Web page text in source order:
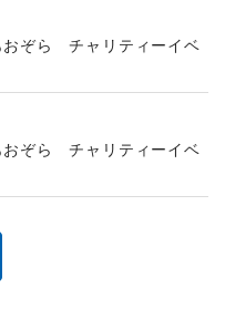
おぞら チャリティーイベ
おぞら チャリティーイベ